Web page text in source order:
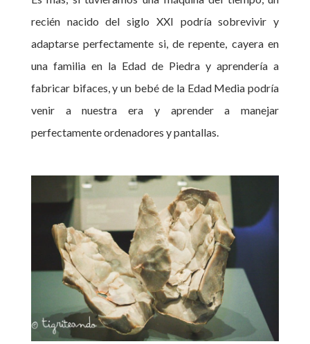
recién nacido del siglo XXI podría sobrevivir y
adaptarse perfectamente si, de repente, cayera en
una familia en la Edad de Piedra y aprendería a
fabricar bifaces, y un bebé de la Edad Media podría
venir a nuestra era y aprender a manejar
perfectamente ordenadores y pantallas.